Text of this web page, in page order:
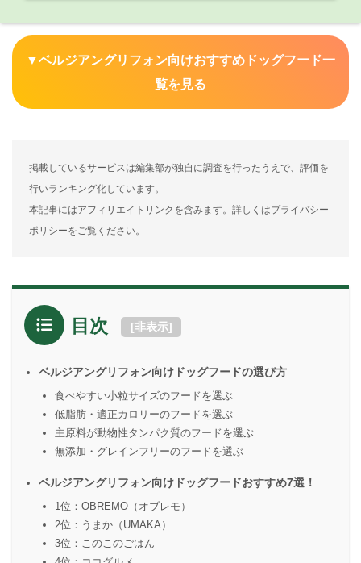
▼ベルジアングリフォン向けおすすめドッグフード一
覧を見る
掲載しているサービスは編集部が独自に調査を行ったうえで、評価を
行いランキング化しています。
本記事にはアフィリエイトリンクを含みます。詳しくはプライバシー
ポリシーをご覧ください。
目次 [非表示]
ベルジアングリフォン向けドッグフードの選び方
食べやすい小粒サイズのフードを選ぶ
低脂肪・適正カロリーのフードを選ぶ
主原料が動物性タンパク質のフードを選ぶ
無添加・グレインフリーのフードを選ぶ
ベルジアングリフォン向けドッグフードおすすめ7選！
1位：OBREMO（オブレモ）
2位：うまか（UMAKA）
3位：このこのごはん